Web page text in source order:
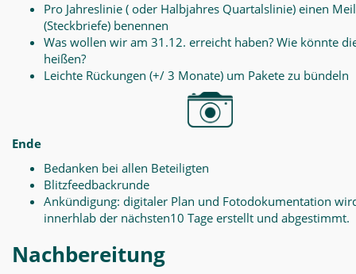
Pro Jahreslinie ( oder Halbjahres Quartalslinie) einen
(Steckbriefe) benennen
Was wollen wir am 31.12. erreicht haben? Wie könnte
heißen?
Leichte Rückungen (+/ 3 Monate) um Pakete zu bündeln
Ende
Bedanken bei allen Beteiligten
Blitzfeedbackrunde
Ankündigung: digitaler Plan und Fotodokumentation
innerhlab der nächsten10 Tage erstellt und abgestimmt.
Nachbereitung